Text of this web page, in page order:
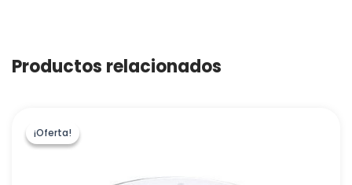
Productos relacionados
¡Oferta!
¡Oferta!